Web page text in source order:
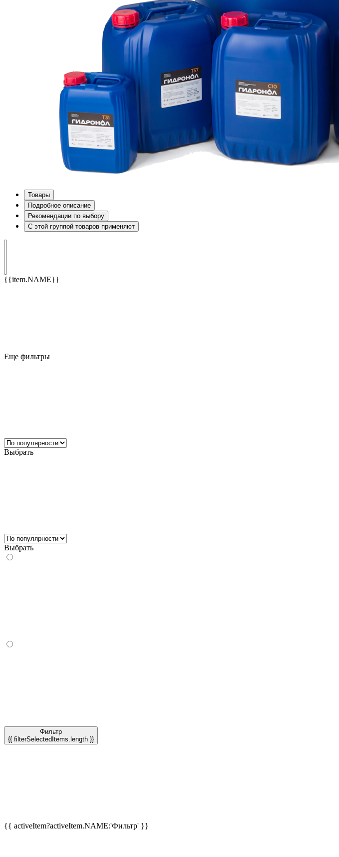
Товары
Подробное описание
Рекомендации по выбору
С этой группой товаров применяют
{{item.NAME}}
Еще фильтры
Выбрать
Выбрать
Фильтр
{{ filterSelectedItems.length }}
{{ activeItem?activeItem.NAME:'Фильтр' }}